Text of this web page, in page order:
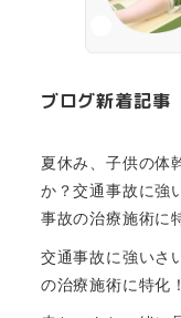
ブログ新着記事
夏休み、子供の体
か？交通事故に強
事故の治療施術に
交通事故に強いさ
の治療施術に特化